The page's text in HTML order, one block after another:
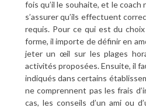
fois qu’il le souhaite, et le coach
s’assurer qu’ils effectuent
requis. Pour ce qui est du
forme, il importe de définir en
jeter un œil sur les plages
activités proposées. Ensuite, il
indiqués dans certains
ne comprennent pas les frais
cas, les conseils d’un ami ou